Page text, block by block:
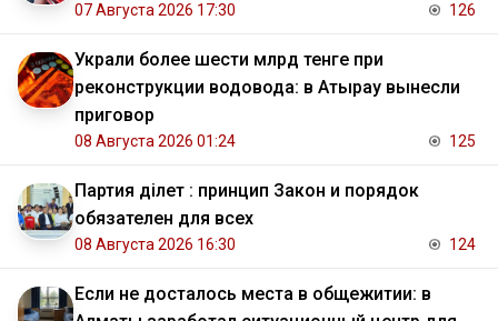
07 Августа 2026 17:30 126
Украли более шести млрд тенге при
реконструкции водовода: в Атырау вынесли
приговор
08 Августа 2026 01:24 125
Партия Әділет : принцип Закон и порядок
обязателен для всех
08 Августа 2026 16:30 124
Если не досталось места в общежитии: в